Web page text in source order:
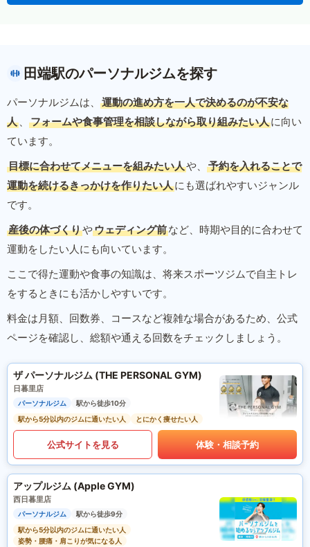
田端駅のパーソナルジムを探す
パーソナルジムは、
運動の進め方を一人で決めるのが不安な
人 、 フォームや食事管理を相談しながら取り組みたい人に向い
ています。
目標に合わせてメニューを組みたい人や、
予約を入れることで
運動を続けるきっかけを作りたい人にも選ばれやすいジャンル
です。
産後の体づくりやウェディング前など、時期や目的に合わせて
運動をしたい人にも向いています。
ここで得た運動や食事の知識は、将来スポーツジムで自主トレ
をするときにも活かしやすいです。
料金は月額、回数券、コースなど複雑な場合があるため、公式
ページを確認し、総額や通える回数をチェックしましょう。
ザ パーソナルジム (THE PERSONAL GYM)
日暮里店
パーソナルジム
駅から徒歩10分
駅から5分以内のジムに通いたい人
とにかく痩せたい人
公式サイトを見る 体験・相談予約
アップルジム (Apple GYM)
西日暮里店
パーソナルジム
駅から徒歩9分
駅から5分以内のジムに通いたい人
姿勢・腰痛・肩こりが気になる人